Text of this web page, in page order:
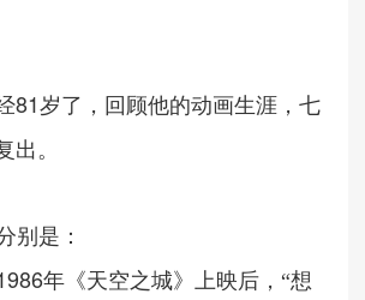
81岁了，回顾他的动画生涯，七
出。
别是：
年《天空之城》上映后， “想